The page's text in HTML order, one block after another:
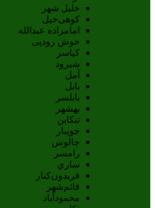
خلیل شهر
کوهی‌خیل
امامزاده عبدالله
خوش رودپی
کیاسر
شیرود
آمل
بابل
بابلسر
بهشهر
تنکابن
جويبار
چالوس
رامسر
ساري
فريدون‌کنار
قائم‌شهر
محمودآباد